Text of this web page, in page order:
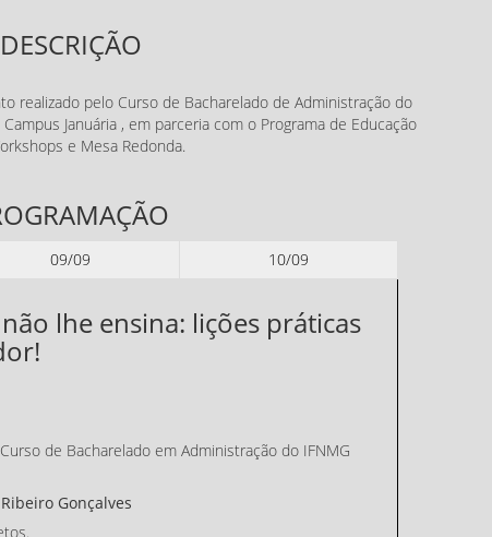
DESCRIÇÃO
realizado pelo Curso de Bacharelado de Administração do
Januária , em parceria com o Programa de Educação
e Mesa Redonda.
09/09 10/09
lhe ensina: lições práticas
de Bacharelado em Administração do IFNMG
Gonçalves